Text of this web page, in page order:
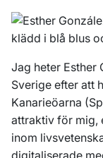
Jag heter Esther
Sverige efter att
Kanarieöarna
attraktiv för mig,
inom